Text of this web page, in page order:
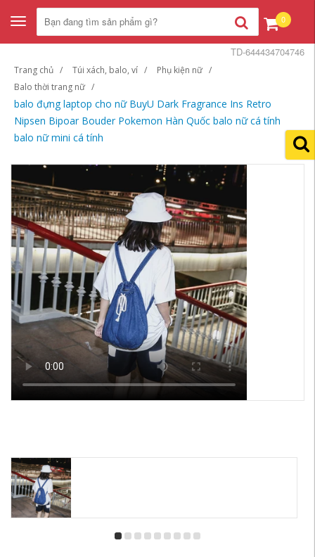
Toggle
navigation
0
Trang chủ Túi xách, balo, ví
Phụ kiện nữ
Balo thời trang nữ
balo đựng laptop cho nữ BuyU Dark Fragrance Ins Retro
Nipsen Bipoar Bouder Pokemon Hàn Quốc balo nữ cá tính
balo nữ mini cá tính
TD-644434704746